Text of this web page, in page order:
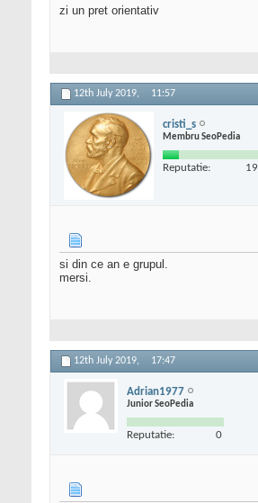
zi un pret orientativ
12th July 2019, 11:57
cristi_s
Membru SeoPedia
Reputatie: 19
si din ce an e grupul.
mersi.
12th July 2019, 17:47
Adrian1977
Junior SeoPedia
Reputatie: 0